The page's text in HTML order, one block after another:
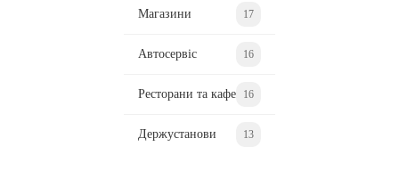
Магазини 17
Автосервіс 16
Ресторани та кафе 16
Держустанови 13